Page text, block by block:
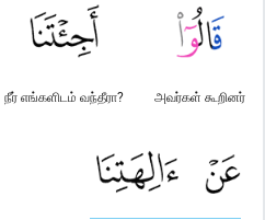
அவர்கள் கூறினர்
நீர் எங்களிடம் வந்தீரா?